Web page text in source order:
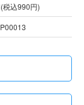
税込990円)